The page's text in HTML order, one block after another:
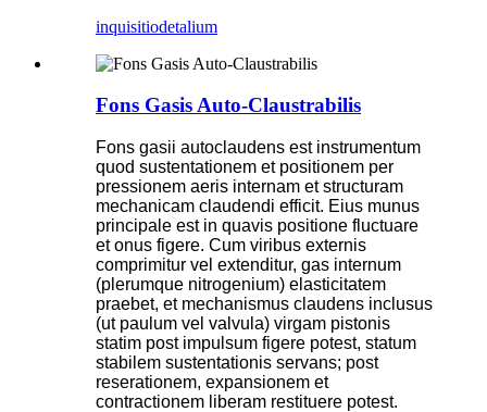
inquisitiodetalium
Fons Gasis Auto-Claustrabilis
Fons gasii autoclaudens est instrumentum
quod sustentationem et positionem per
pressionem aeris internam et structuram
mechanicam claudendi efficit. Eius munus
principale est in quavis positione fluctuare
et onus figere. Cum viribus externis
comprimitur vel extenditur, gas internum
(plerumque nitrogenium) elasticitatem
praebet, et mechanismus claudens inclusus
(ut paulum vel valvula) virgam pistonis
statim post impulsum figere potest, statum
stabilem sustentationis servans; post
reserationem, expansionem et
contractionem liberam restituere potest.